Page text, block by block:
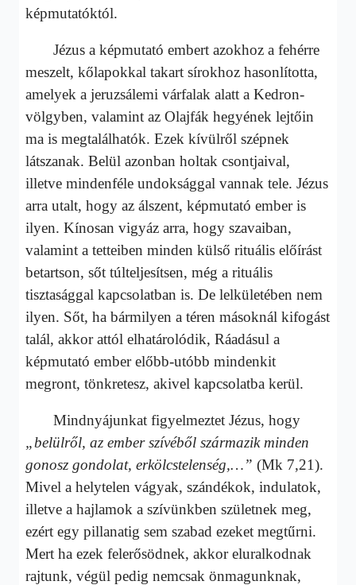
képmutatóktól.
Jézus a képmutató embert azokhoz a fehérre
meszelt, kőlapokkal takart sírokhoz hasonlította,
amelyek a jeruzsálemi várfalak alatt a Kedron-
völgyben, valamint az Olajfák hegyének lejtőin
ma is megtalálhatók. Ezek kívülről szépnek
látszanak. Belül azonban holtak csontjaival,
illetve mindenféle undoksággal vannak tele. Jézus
arra utalt, hogy az álszent, képmutató ember is
ilyen. Kínosan vigyáz arra, hogy szavaiban,
valamint a tetteiben minden külső rituális előírást
betartson, sőt túlteljesítsen, még a rituális
tisztasággal kapcsolatban is. De lelkületében nem
ilyen. Sőt, ha bármilyen a téren másoknál kifogást
talál, akkor attól elhatárolódik, Ráadásul a
képmutató ember előbb-utóbb mindenkit
megront, tönkretesz, akivel kapcsolatba kerül.
Mindnyájunkat figyelmeztet Jézus, hogy
„belülről, az ember szívéből származik minden
gonosz gondolat, erkölcstelenség,…” (Mk 7,21).
Mivel a helytelen vágyak, szándékok, indulatok,
illetve a hajlamok a szívünkben születnek meg,
ezért egy pillanatig sem szabad ezeket megtűrni.
Mert ha ezek felerősödnek, akkor eluralkodnak
rajtunk, végül pedig nemcsak önmagunknak,